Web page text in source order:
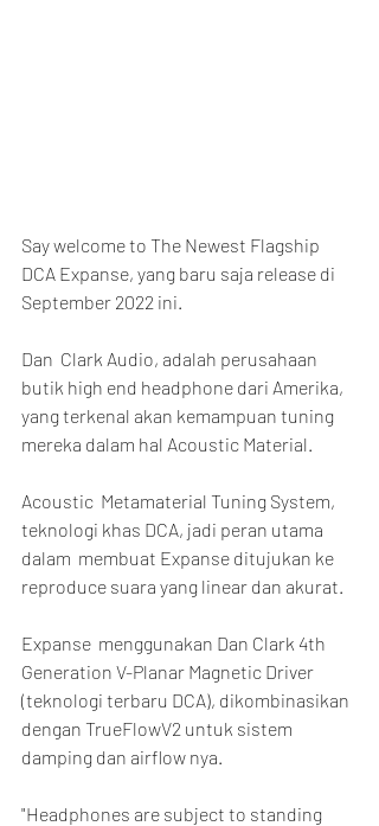
Say welcome to The Newest Flagship
DCA Expanse, yang baru saja release di
September 2022 ini.
Dan  Clark Audio, adalah perusahaan
butik high end headphone dari Amerika,
yang terkenal akan kemampuan tuning
mereka dalam hal Acoustic Material.
Acoustic  Metamaterial Tuning System,
teknologi khas DCA, jadi peran utama
dalam  membuat Expanse ditujukan ke
reproduce suara yang linear dan akurat.
Expanse  menggunakan Dan Clark 4th
Generation V-Planar Magnetic Driver
(teknologi terbaru DCA), dikombinasikan
dengan TrueFlowV2 untuk sistem
damping dan airflow nya.
"Headphones are subject to standing